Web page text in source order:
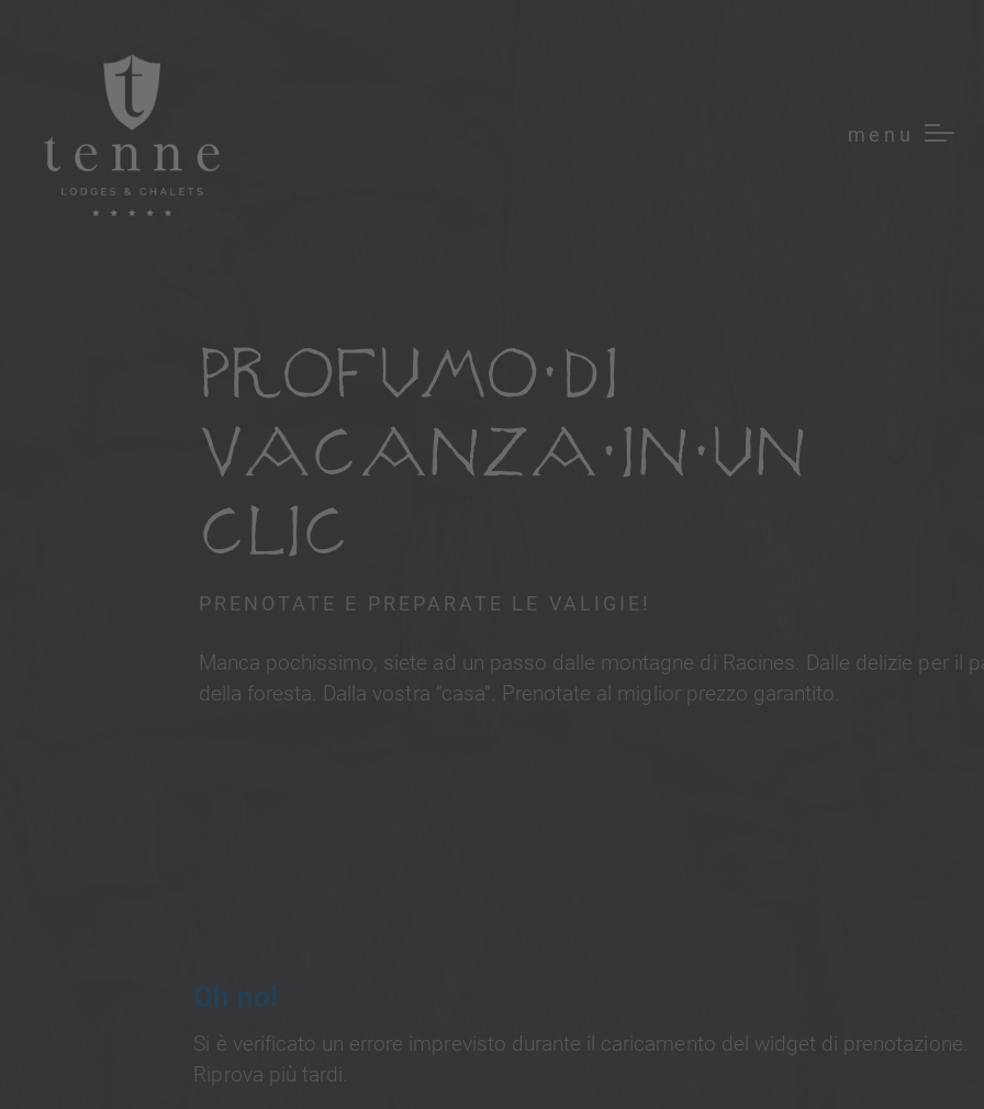
menu
PROFUMO DI
VACANZA IN UN
CLIC
PRENOTATE E PREPARATE LE VALIGIE!
Manca pochissimo, siete ad un passo dalle montagne di Racines. Dalle delizie per il
della foresta. Dalla vostra “casa”. Prenotate al miglior prezzo garantito.
Oh no!
Si è verificato un errore imprevisto durante il caricamento del widget di prenotazione.
Riprova più tardi.